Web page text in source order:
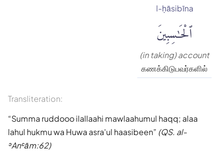
l-ḥāsibīna
ٱلْحَٰسِبِينَ
(in taking) account
கணக்கிடுபவர்களில்
Transliteration:
Summa ruddooo ilallaahi mawlaahumul haqq; alaa
lahul hukmu wa Huwa asra'ul haasibeen (QS. al-
ʾAnʿām:62)